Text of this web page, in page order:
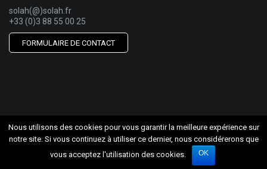
solah(@)solah.fr
+33 (0)3 88 55 00 25
FORMULAIRE DE CONTACT
Nous utilisons des cookies pour vous garantir la meilleure expérience sur
notre site. Si vous continuez à utiliser ce dernier, nous considérerons que
vous acceptez l'utilisation des cookies.
OK